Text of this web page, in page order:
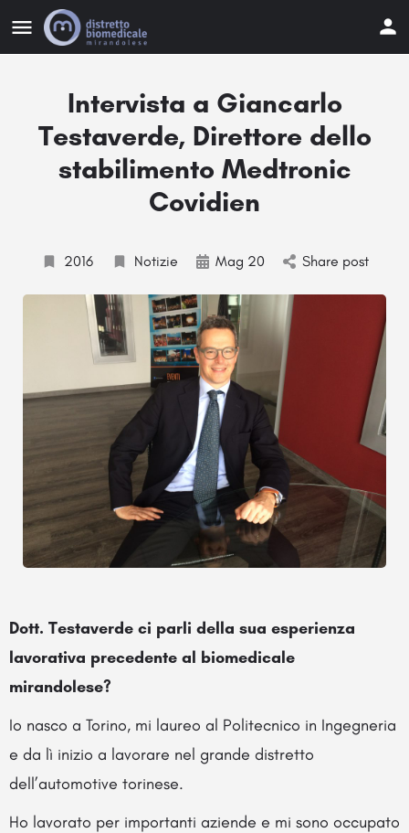
Intervista a Giancarlo
Testaverde, Direttore dello
stabilimento Medtronic
Covidien
2016 Notizie Mag 20 Share post
Dott. Testaverde ci parli della sua esperienza
lavorativa precedente al biomedicale
mirandolese?
Io nasco a Torino, mi laureo al Politecnico in Ingegneria
e da lì inizio a lavorare nel grande distretto
dell’automotive torinese.
Ho lavorato per importanti aziende e mi sono occupato